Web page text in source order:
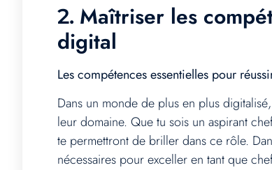
2. Maîtriser les
digital
Les compétences essentielles pour
Dans un monde de plus en plus
leur domaine. Que tu sois un aspirant
te permettront de briller dans ce rôle.
nécessaires pour exceller en tant que